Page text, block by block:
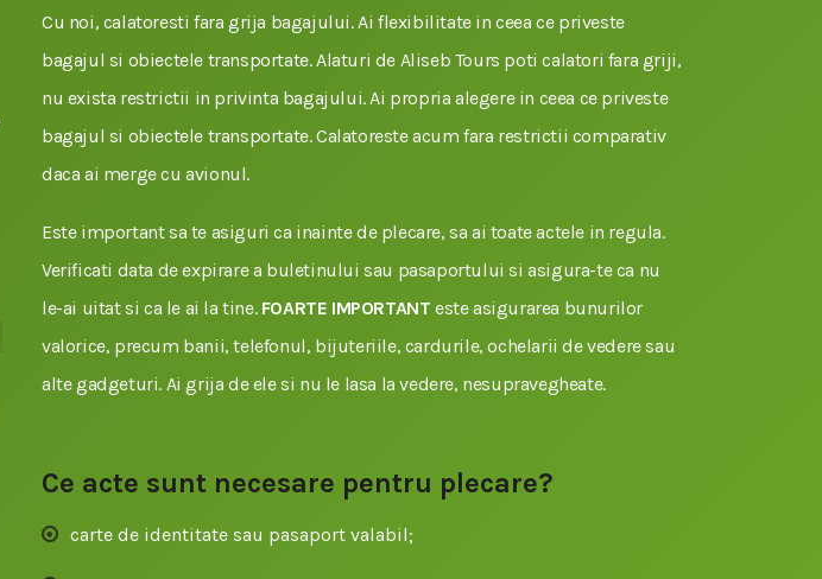
Cu noi, calatoresti fara grija bagajului. Ai flexibilitate in ceea ce priveste
bagajul si obiectele transportate. Alaturi de Aliseb Tours poti calatori fara griji,
nu exista restrictii in privinta bagajului. Ai propria alegere in ceea ce priveste
bagajul si obiectele transportate. Calatoreste acum fara restrictii comparativ
daca ai merge cu avionul.
Este important sa te asiguri ca inainte de plecare, sa ai toate actele in regula.
Verificati data de expirare a buletinului sau pasaportului si asigura-te ca nu
le-ai uitat si ca le ai la tine. FOARTE IMPORTANT este asigurarea bunurilor
valorice, precum banii, telefonul, bijuteriile, cardurile, ochelarii de vedere sau
alte gadgeturi. Ai grija de ele si nu le lasa la vedere, nesupravegheate.
Ce acte sunt necesare pentru plecare?
carte de identitate sau pasaport valabil;